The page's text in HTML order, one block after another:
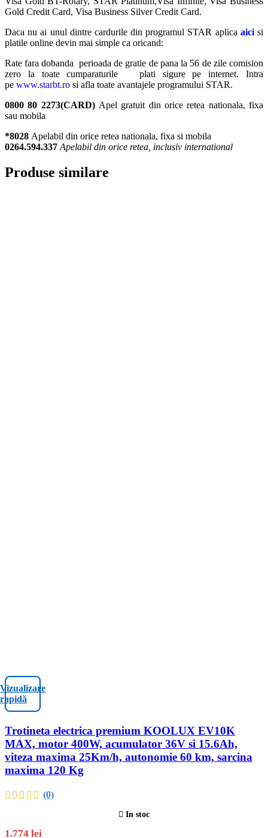
Gold Credit Card, Visa Business Silver Credit Card.
Daca nu ai unul dintre cardurile din programul STAR aplica aicisi
platile online devin mai simple ca oricand:
Rate fara dobanda perioada de gratie de pana la 56 de zile comision
zero la toate cumparaturile plati sigure pe internet. Intra
pe www.starbt.ro si afla toate avantajele programului STAR.
0800 80 2273(CARD)Apel gratuit din orice retea nationala, fixa
sau mobila
*8028 Apelabil din orice retea nationala, fixa si mobila
0264.594.337 Apelabil din orice retea, inclusiv international
Produse similare
Vizualizare
rapidă
Trotineta electrica premium KOOLUX EV10K
MAX, motor 400W, acumulator 36V si 15.6Ah,
viteza maxima 25Km/h, autonomie 60 km, sarcina
maxima 120 Kg
(0)
In stoc
1.774 lei